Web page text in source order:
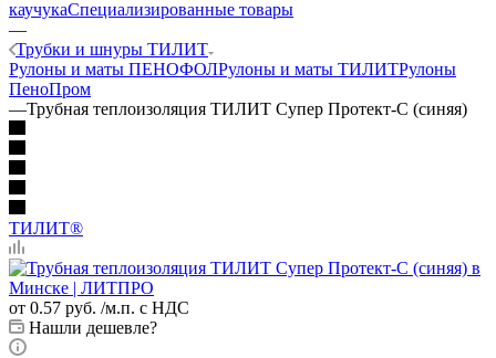
каучукаСпециализированные товары
—
Трубки и шнуры ТИЛИТ
Рулоны и маты ПЕНОФОЛРулоны и маты ТИЛИТРулоны
ПеноПром
—Трубная теплоизоляция ТИЛИТ Супер Протект-С (синяя)
ТИЛИТ®
от 0.57 руб. /м.п. с НДС
Нашли дешевле?